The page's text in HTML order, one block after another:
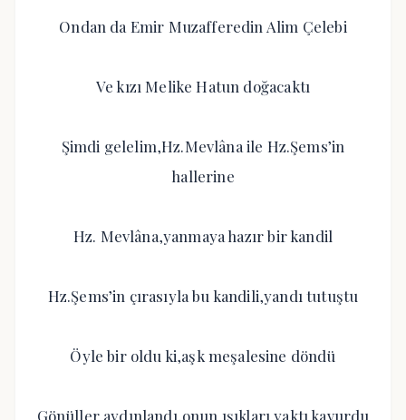
Ondan da Emir Muzafferedin Alim Çelebi
Ve kızı Melike Hatun doğacaktı
Şimdi gelelim,Hz.Mevlâna ile Hz.Şems’in
hallerine
Hz. Mevlâna,yanmaya hazır bir kandil
Hz.Şems’in çırasıyla bu kandili,yandı tutuştu
Öyle bir oldu ki,aşk meşalesine döndü
Gönüller aydınlandı,onun ışıkları yaktı kavurdu